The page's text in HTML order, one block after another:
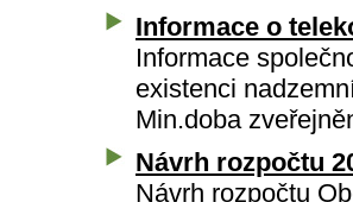
Informace o
Informace
existenci
Min.doba
Návrh rozpočtu
Návrh rozpočtu